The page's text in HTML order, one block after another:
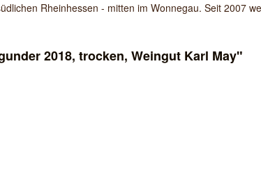
Rheinhessen - mitten im Wonnegau. Seit 2007
2018, trocken, Weingut Karl May"